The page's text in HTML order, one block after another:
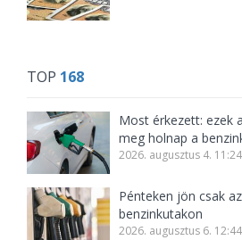
TOP 168
Most érkezett: ezek
meg holnap a
2026. augusztus 4. 11:24
Pénteken jön csak
benzinkutakon
2026. augusztus 6. 12:44